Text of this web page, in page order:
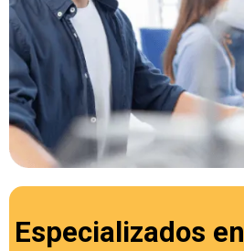
Especializados en